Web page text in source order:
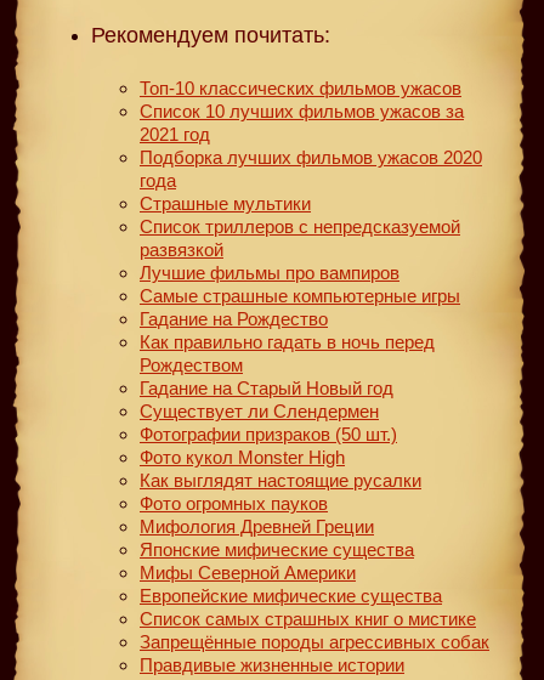
Рекомендуем почитать:
Топ-10 классических фильмов ужасов
Список 10 лучших фильмов ужасов за
2021 год
Подборка лучших фильмов ужасов 2020
года
Страшные мультики
Список триллеров с непредсказуемой
развязкой
Лучшие фильмы про вампиров
Самые страшные компьютерные игры
Гадание на Рождество
Как правильно гадать в ночь перед
Рождеством
Гадание на Старый Новый год
Существует ли Слендермен
Фотографии призраков (50 шт.)
Фото кукол Monster High
Как выглядят настоящие русалки
Фото огромных пауков
Мифология Древней Греции
Японские мифические существа
Мифы Северной Америки
Европейские мифические существа
Список самых страшных книг о мистике
Запрещённые породы агрессивных собак
Правдивые жизненные истории